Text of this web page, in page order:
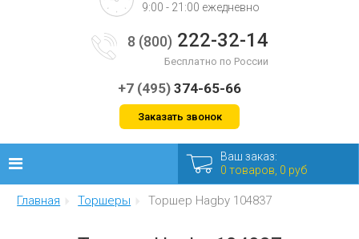
9:00 - 21:00 ежедневно
8 (800) 222-32-14
Бесплатно по России
+7 (495) 374-65-66
Заказать звонок
Люстры
Ваш заказ:
0 товаров, 0 руб
Главная Торшеры Торшер Hagby 104837